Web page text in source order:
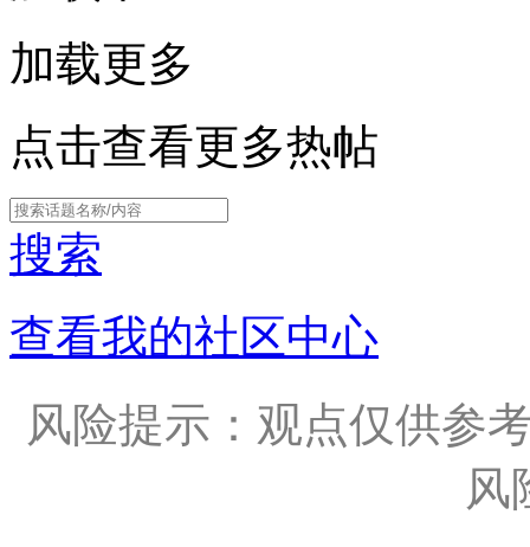
加载更多
点击查看更多热帖
搜索
查看我的社区中心
风险提示：观点仅供参
风